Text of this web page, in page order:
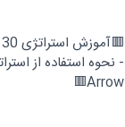
Arrow🟥